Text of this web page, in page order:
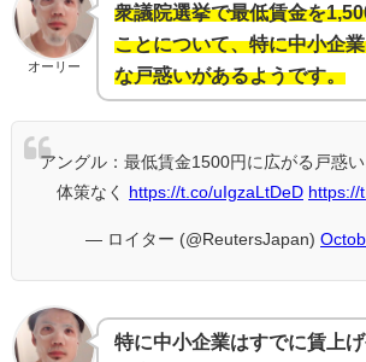
オーリー
衆議院選挙で最低賃金を
ことについて、特に中小企
な戸惑いがあるようです。
アングル：最低賃金1500円に広がる戸惑
体策なく
https://t.co/uIgzaLtDeD https://
— ロイター (@ReutersJapan)
特に中小企業はすでに賃上